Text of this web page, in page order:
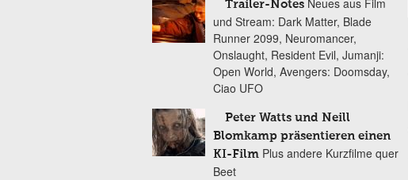
Trailer-Notes Neues aus Film
und Stream: Dark Matter, Blade
Runner 2099, Neuromancer,
Onslaught, Resident Evil, Jumanji:
Open World, Avengers: Doomsday,
Ciao UFO
Peter Watts und Neill
Blomkamp präsentieren einen
KI-Film Plus andere Kurzfilme quer
Beet